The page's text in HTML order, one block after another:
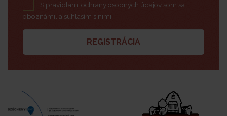
S pravidlami ochrany osobných údajov som sa
oboznámil a súhlasím s nimi